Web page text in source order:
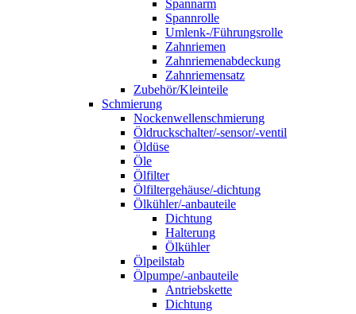
Spannarm
Spannrolle
Umlenk-/Führungsrolle
Zahnriemen
Zahnriemenabdeckung
Zahnriemensatz
Zubehör/Kleinteile
Schmierung
Nockenwellenschmierung
Öldruckschalter/-sensor/-ventil
Öldüse
Öle
Ölfilter
Ölfiltergehäuse/-dichtung
Ölkühler/-anbauteile
Dichtung
Halterung
Ölkühler
Ölpeilstab
Ölpumpe/-anbauteile
Antriebskette
Dichtung